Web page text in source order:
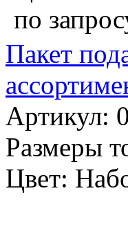
по
Пакет
Артикул:
Размеры
Цвет: